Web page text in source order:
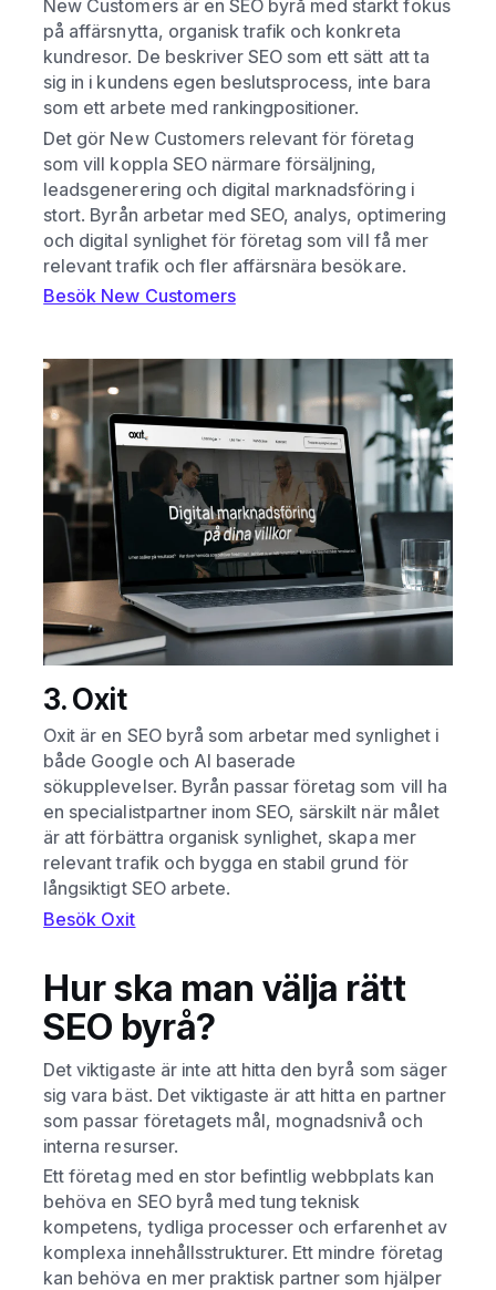
New Customers är en SEO byrå med starkt fokus
på affärsnytta, organisk trafik och konkreta
kundresor. De beskriver SEO som ett sätt att ta
sig in i kundens egen beslutsprocess, inte bara
som ett arbete med rankingpositioner.
Det gör New Customers relevant för företag
som vill koppla SEO närmare försäljning,
leadsgenerering och digital marknadsföring i
stort. Byrån arbetar med SEO, analys, optimering
och digital synlighet för företag som vill få mer
relevant trafik och fler affärsnära besökare.
Besök New Customers
3. Oxit
Oxit är en SEO byrå som arbetar med synlighet i
både Google och AI baserade
sökupplevelser. Byrån passar företag som vill ha
en specialistpartner inom SEO, särskilt när målet
är att förbättra organisk synlighet, skapa mer
relevant trafik och bygga en stabil grund för
långsiktigt SEO arbete.
Besök Oxit
Hur ska man välja rätt
SEO byrå?
Det viktigaste är inte att hitta den byrå som säger
sig vara bäst. Det viktigaste är att hitta en partner
som passar företagets mål, mognadsnivå och
interna resurser.
Ett företag med en stor befintlig webbplats kan
behöva en SEO byrå med tung teknisk
kompetens, tydliga processer och erfarenhet av
komplexa innehållsstrukturer. Ett mindre företag
kan behöva en mer praktisk partner som hjälper